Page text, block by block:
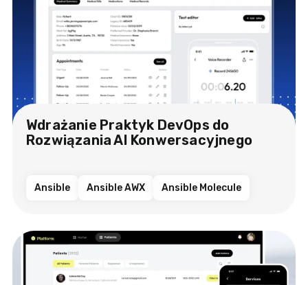
Wdrażanie Praktyk DevOps do
Rozwiązania AI Konwersacyjnego
Ansible Ansible AWX Ansible Molecule